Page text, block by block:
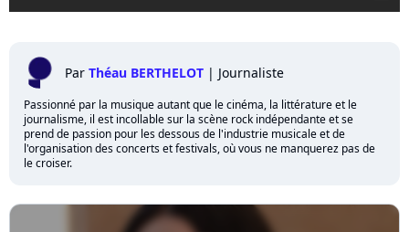
Par Théau BERTHELOT | Journaliste
Passionné par la musique autant que le cinéma, la littérature et le
journalisme, il est incollable sur la scène rock indépendante et se
prend de passion pour les dessous de l'industrie musicale et de
l'organisation des concerts et festivals, où vous ne manquerez pas de
le croiser.